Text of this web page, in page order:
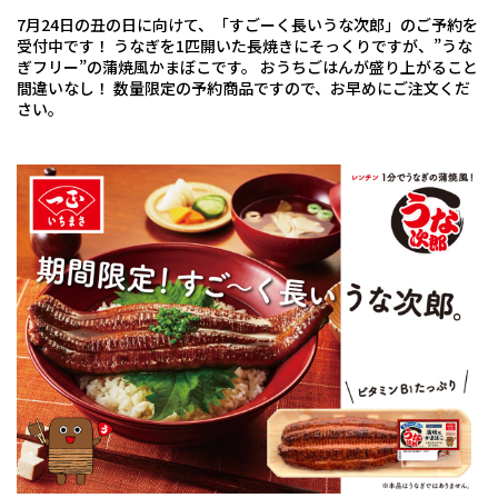
7月24日の丑の日に向けて、「すごーく長いうな次郎」のご予約を
受付中です！ うなぎを1匹開いた長焼きにそっくりですが、”うな
ぎフリー”の蒲焼風かまぼこです。
おうちごはんが盛り上がること
間違いなし！ 数量限定の予約商品ですので、お早めにご注文くだ
さい。